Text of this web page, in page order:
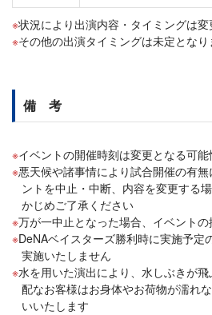
状況により出演内容・タイミングは
その他の出演タイミングは未定となり
備 考
イベントの開催時刻は変更となる可
悪天候や諸事情により試合開催の有
ントを中止・中断、内容を変更する
かじめご了承ください
万が一中止となった場合、イベント
DeNAベイスターズ勝利時に実施予定
実施いたしません
水を用いた演出により、水しぶきが
配なお客様はお身体やお荷物が濡れ
いいたします